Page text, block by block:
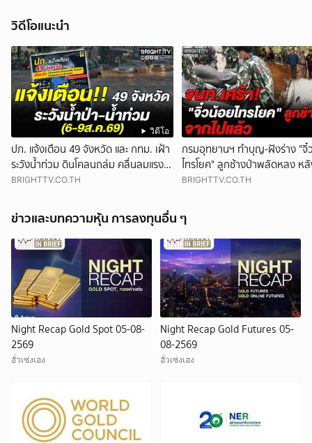
วิดีโอแนะนำ
วิดีโอ
ปภ. แจ้งเตือน 49 จังหวัด และ กทม. เฝ้า
ระวังน้ำท่วม ดินโคลนถล่ม คลื่นลมแรง
ช่วง 6-9 ส.ค. 69
BRIGHTTV.CO.TH
กรมอุทยานฯ ทำบุญ-ฝังร่าง "จิ๋
ไทรโยค" ลูกช้างป่าพลัดหลง ห
แพทย์ยื้อชีวิตเต็มที่
BRIGHTTV.CO.TH
ข่าวและบทความหุ้น การลงทุนอื่น ๆ
Night Recap Gold Spot 05-08-
2569
ฮั่วเซ่งเฮง
Night Recap Gold Futures 05-
08-2569
ฮั่วเซ่งเฮง